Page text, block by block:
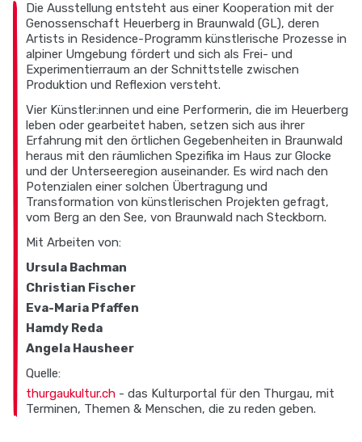
Die Ausstellung entsteht aus einer Kooperation mit der
Genossenschaft Heuerberg in Braunwald (GL), deren
Artists in Residence-Programm künstlerische Prozesse in
alpiner Umgebung fördert und sich als Frei- und
Experimentierraum an der Schnittstelle zwischen
Produktion und Reflexion versteht.
Vier Künstler:innen und eine Performerin, die im Heuerberg
leben oder gearbeitet haben, setzen sich aus ihrer
Erfahrung mit den örtlichen Gegebenheiten in Braunwald
heraus mit den räumlichen Spezifika im Haus zur Glocke
und der Unterseeregion auseinander. Es wird nach den
Potenzialen einer solchen Übertragung und
Transformation von künstlerischen Projekten gefragt,
vom Berg an den See, von Braunwald nach Steckborn.
Mit Arbeiten von:
Ursula Bachman
Christian Fischer
Eva-Maria Pfaffen
Hamdy Reda
Angela Hausheer
Quelle:
thurgaukultur.ch - das Kulturportal für den Thurgau, mit
Terminen, Themen & Menschen, die zu reden geben.